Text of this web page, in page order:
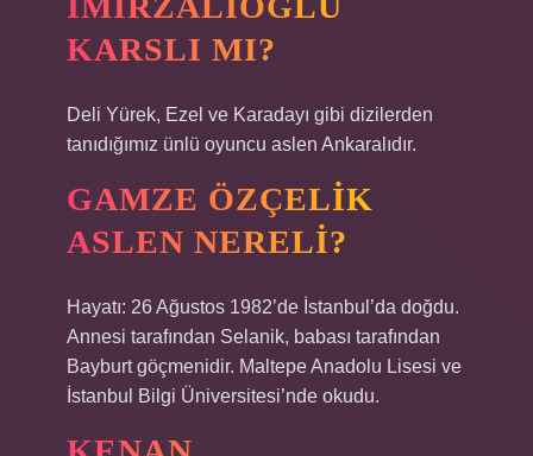
KARSLI MI?
Deli Yürek, Ezel ve Karadayı gibi dizilerden
tanıdığımız ünlü oyuncu aslen Ankaralıdır.
GAMZE ÖZÇELIK
ASLEN NERELI?
Hayatı: 26 Ağustos 1982’de İstanbul’da doğdu.
Annesi tarafından Selanik, babası tarafından
Bayburt göçmenidir. Maltepe Anadolu Lisesi ve
İstanbul Bilgi Üniversitesi’nde okudu.